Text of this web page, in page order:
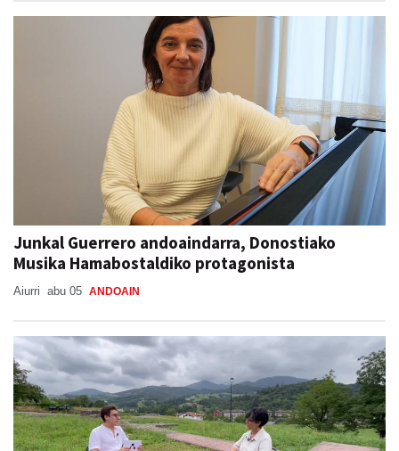
Junkal Guerrero andoaindarra, Donostiako
Musika Hamabostaldiko protagonista
Aiurri abu 05 ANDOAIN